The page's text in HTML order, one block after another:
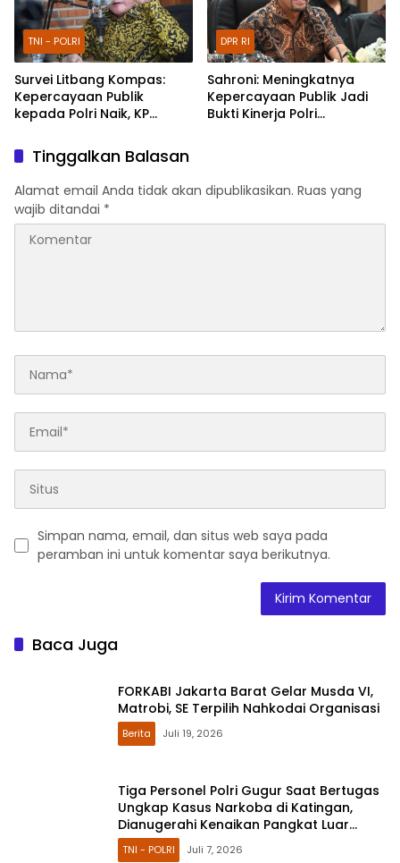
TNI - POLRI
Survei Litbang Kompas:
Kepercayaan Publik
kepada Polri Naik, KP
Reformasi Berjalan
DPR RI
Sahroni: Meningkatnya
Kepercayaan Publik Jadi
Bukti Kinerja Polri
Tinggalkan Balasan
Alamat email Anda tidak akan dipublikasikan. Ruas yang
wajib ditandai *
Simpan nama, email, dan situs web saya pada
peramban ini untuk komentar saya berikutnya.
Baca Juga
FORKABI Jakarta Barat Gelar Musda VI,
Matrobi, SE Terpilih Nahkodai Organisasi
Berita Juli 19, 2026
Tiga Personel Polri Gugur Saat Bertugas
Ungkap Kasus Narkoba di Katingan,
Dianugerahi Kenaikan Pangkat Luar
Biasa Anumerta
TNI - POLRI Juli 7, 2026